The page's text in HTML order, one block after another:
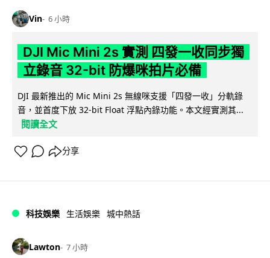
Vin 6 小時
DJI Mic Mini 2s 實測 四發一收同步獨
立錄音 32-bit 防爆咪拍片必備
DJI 最新推出的 Mic Mini 2s 無線咪支援「四發一收」分軌錄
音，並首度下放 32-bit Float 浮點內錄功能。本文經實測其...
閱讀全文
分享
科技娛樂 生活娛樂 城中熱話
Lawton 7 小時